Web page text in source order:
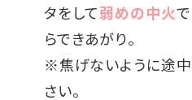
タをして弱めの中火
らできあがり。
※焦げないように途
さい。